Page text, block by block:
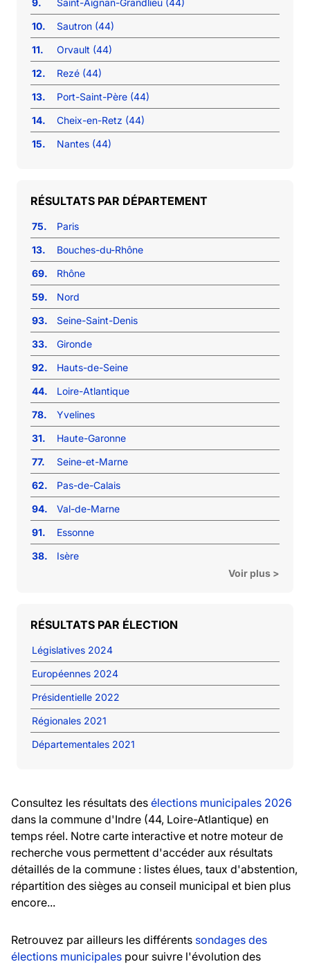
9.
Saint-Aignan-Grandlieu (44)
10.
Sautron (44)
11.
Orvault (44)
12.
Rezé (44)
13.
Port-Saint-Père (44)
14.
Cheix-en-Retz (44)
15.
Nantes (44)
RÉSULTATS PAR DÉPARTEMENT
75.
Paris
13.
Bouches-du-Rhône
69.
Rhône
59.
Nord
93.
Seine-Saint-Denis
33.
Gironde
92.
Hauts-de-Seine
44.
Loire-Atlantique
78.
Yvelines
31.
Haute-Garonne
77.
Seine-et-Marne
62.
Pas-de-Calais
94.
Val-de-Marne
91.
Essonne
38.
Isère
Voir plus >
RÉSULTATS PAR ÉLECTION
Législatives 2024
Européennes 2024
Présidentielle 2022
Régionales 2021
Départementales 2021
Consultez les résultats des élections municipales 2026
dans la commune d'Indre (44, Loire-Atlantique) en
temps réel. Notre carte interactive et notre moteur de
recherche vous permettent d'accéder aux résultats
détaillés de la commune : listes élues, taux d'abstention,
répartition des sièges au conseil municipal et bien plus
encore...
Retrouvez par ailleurs les différents sondages des
élections municipales pour suivre l'évolution des